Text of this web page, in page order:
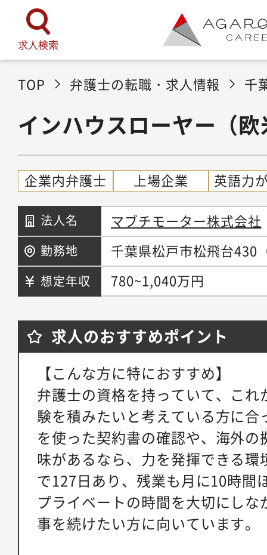
求人検索
TOP 弁護士の転職・求人情報 千
インハウスローヤー（
企業内弁護士 上場企業 英語力
法人名 マブチモーター株式会社
勤務地 千葉県松戸市松飛台430
想定年収 780~1,040万円
求人のおすすめポイント
【こんな方に特におすすめ】
弁護士の資格を持っていて、こ
験を積みたいと考えている方に
を使った契約書の確認や、海外
味があるなら、力を発揮できる
で127日あり、残業も月に10時間
プライベートの時間を大切にし
事を続けたい方に向いています。